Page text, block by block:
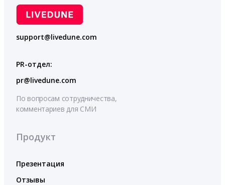
support@livedune.com
PR-отдел:
pr@livedune.com
По вопросам сотрудничества,
комментариев для СМИ
Продукт
Презентация
Отзывы